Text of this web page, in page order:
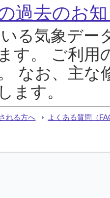
過去のお
る気象デー
す。 ご利用
なお、主な
ます。
れる方へ よくある質問（